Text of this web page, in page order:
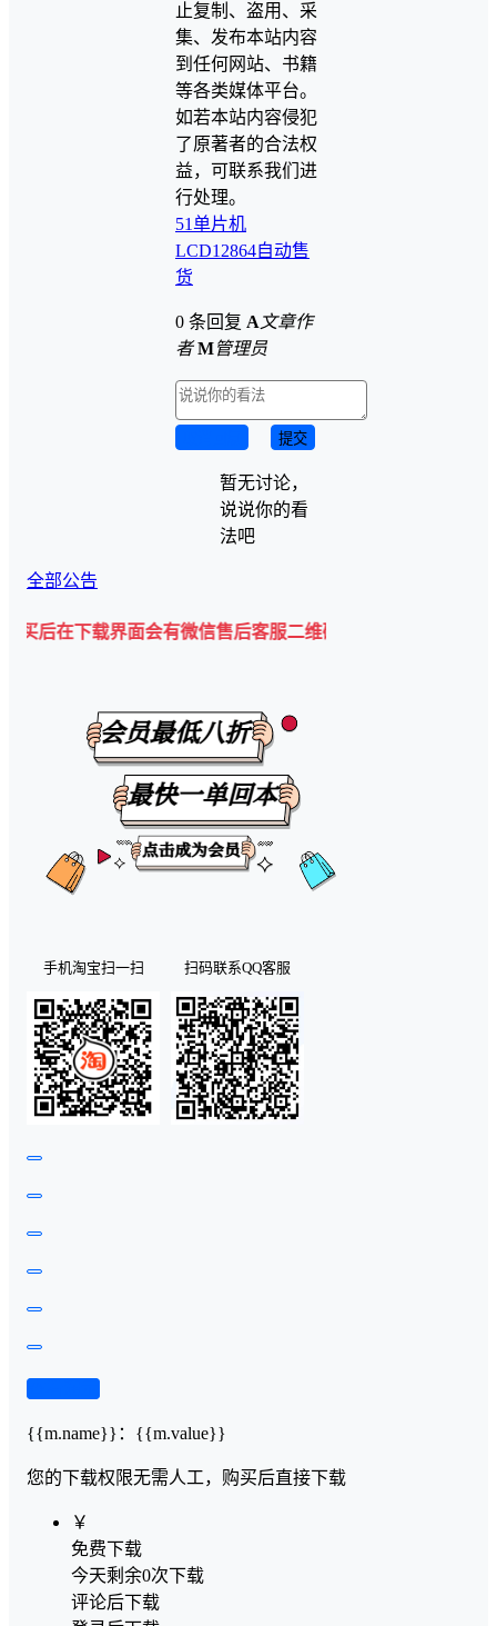
止复制、盗用、采
集、发布本站内容
到任何网站、书籍
等各类媒体平台。
如若本站内容侵犯
了原著者的合法权
益，可联系我们进
行处理。
51单片机
LCD12864自动售
货
0 条回复 A 文章作
者 M管理员
提交
暂无讨论，
说说你的看
法吧
全部公告
下载界面会有微信售后客服二维码💡
手机淘宝扫一扫 扫码联系QQ客服
{{m.name}} ： {{m.value}}
您的下载权限无需人工，购买后直接下载
￥
免费下载
今天剩余0次下载
评论后下载